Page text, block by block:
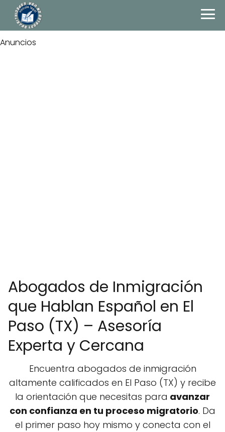
Anuncios
Abogados de Inmigración
que Hablan Español en El
Paso (TX) – Asesoría
Experta y Cercana
Encuentra abogados de inmigración
altamente calificados en El Paso (TX) y recibe
la orientación que necesitas para avanzar
con confianza en tu proceso migratorio. Da
el primer paso hoy mismo y conecta con el